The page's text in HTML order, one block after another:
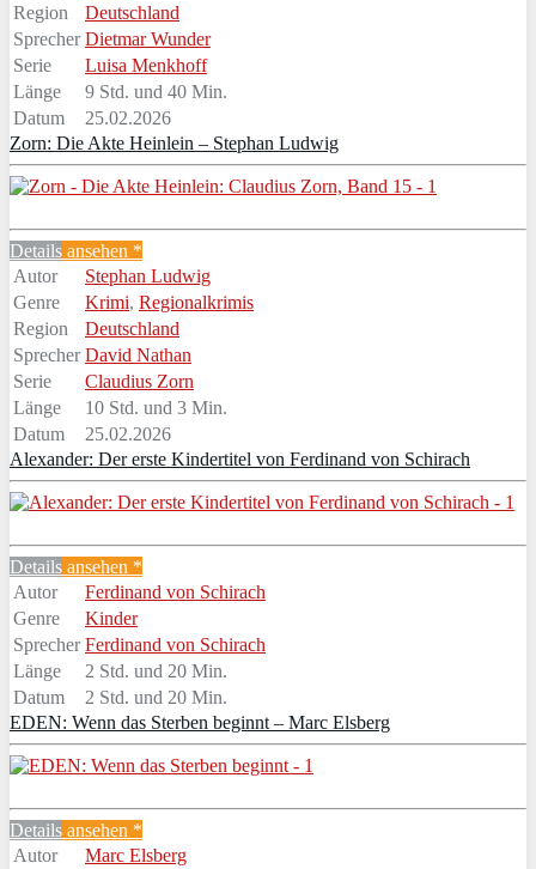
Region
Deutschland
Sprecher Dietmar Wunder
Serie
Luisa Menkhoff
Länge
9 Std. und 40 Min.
Datum
25.02.2026
Zorn: Die Akte Heinlein – Stephan Ludwig
Details ansehen *
Autor
Stephan Ludwig
Genre
Krimi, Regionalkrimis
Region
Deutschland
Sprecher David Nathan
Serie
Claudius Zorn
Länge
10 Std. und 3 Min.
Datum
25.02.2026
Alexander: Der erste Kindertitel von Ferdinand von Schirach
Details ansehen *
Autor
Ferdinand von Schirach
Genre
Kinder
Sprecher Ferdinand von Schirach
Länge
2 Std. und 20 Min.
Datum
2 Std. und 20 Min.
EDEN: Wenn das Sterben beginnt – Marc Elsberg
Details ansehen *
Autor
Marc Elsberg